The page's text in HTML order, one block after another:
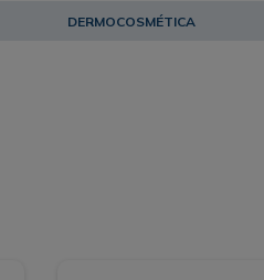
DERMOCOSMÉTICA